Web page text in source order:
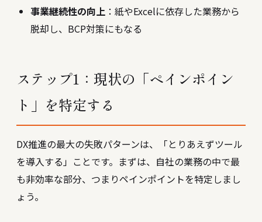
事業継続性の向上 ：紙やExcelに依存した業務から
脱却し、BCP対策にもなる
ステップ1：現状の「ペインポイン
ト」を特定する
DX推進の最大の失敗パターンは、「とりあえずツール
を導入する」ことです。まずは、自社の業務の中で最
も非効率な部分、つまりペインポイントを特定しまし
ょう。